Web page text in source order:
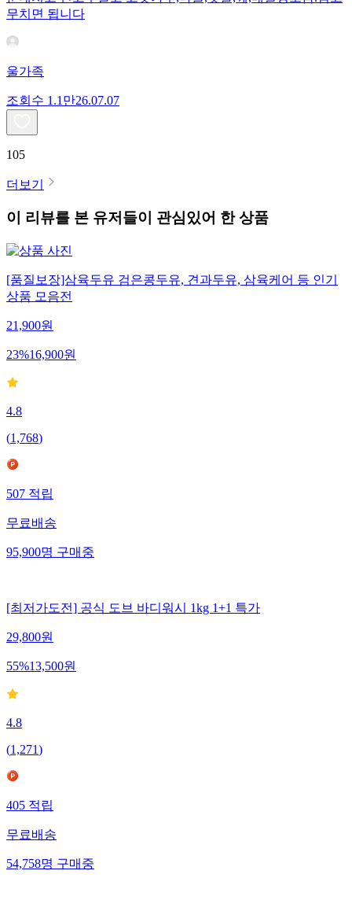
무치면 됩니다
울가족
조회수 1.1만26.07.07
105
더보기
이 리뷰를 본 유저들이 관심있어 한 상품
[품질보장]삼육두유 검은콩두유, 견과두유, 삼육케어 등 인기
상품 모음전
21,900원
23%16,900원
4.8
(1,768)
507 적립
무료배송
95,900명 구매중
[최저가도전] 공식 도브 바디워시 1kg 1+1 특가
29,800원
55%13,500원
4.8
(1,271)
405 적립
무료배송
54,758명 구매중